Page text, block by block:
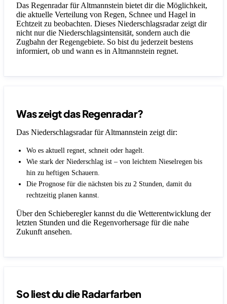
Das Regenradar für Altmannstein bietet dir die Möglichkeit,
die aktuelle Verteilung von Regen, Schnee und Hagel in
Echtzeit zu beobachten. Dieses Niederschlagsradar zeigt dir
nicht nur die Niederschlagsintensität, sondern auch die
Zugbahn der Regengebiete. So bist du jederzeit bestens
informiert, ob und wann es in Altmannstein regnet.
Was zeigt das Regenradar?
Das Niederschlagsradar für Altmannstein zeigt dir:
Wo es aktuell regnet, schneit oder hagelt.
Wie stark der Niederschlag ist – von leichtem Nieselregen bis
hin zu heftigen Schauern.
Die Prognose für die nächsten bis zu 2 Stunden, damit du
rechtzeitig planen kannst.
Über den Schieberegler kannst du die Wetterentwicklung der
letzten Stunden und die Regenvorhersage für die nahe
Zukunft ansehen.
So liest du die Radarfarben